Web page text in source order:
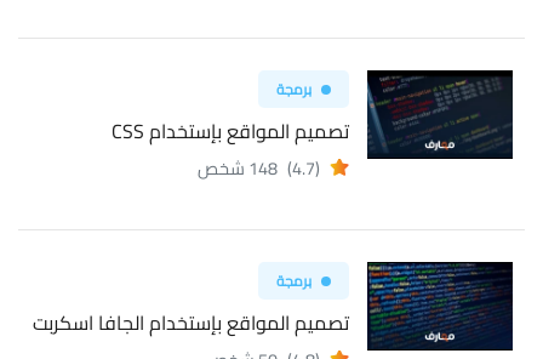
برمجة
تصميم المواقع بإستخدام CSS
(4.7) 148 شخص
برمجة
تصميم المواقع بإستخدام الجافا اسكربت